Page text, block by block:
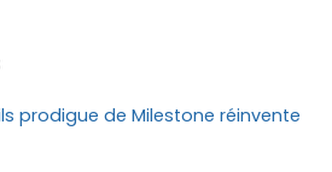
prodigue de Milestone réinvente